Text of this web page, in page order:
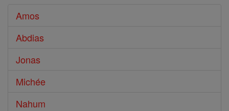
Amos
Abdias
Jonas
Michée
Nahum